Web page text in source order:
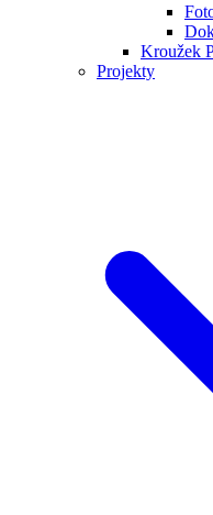
Kroužek
Projekty